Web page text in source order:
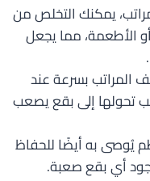
يمكنك التخلص من
أو الأطعمة، مما يجعل
المراتب بسرعة عند
تحولها إلى بقع يصعب
يُوصى به أيضًا للحفاظ
أي بقع صعبة.